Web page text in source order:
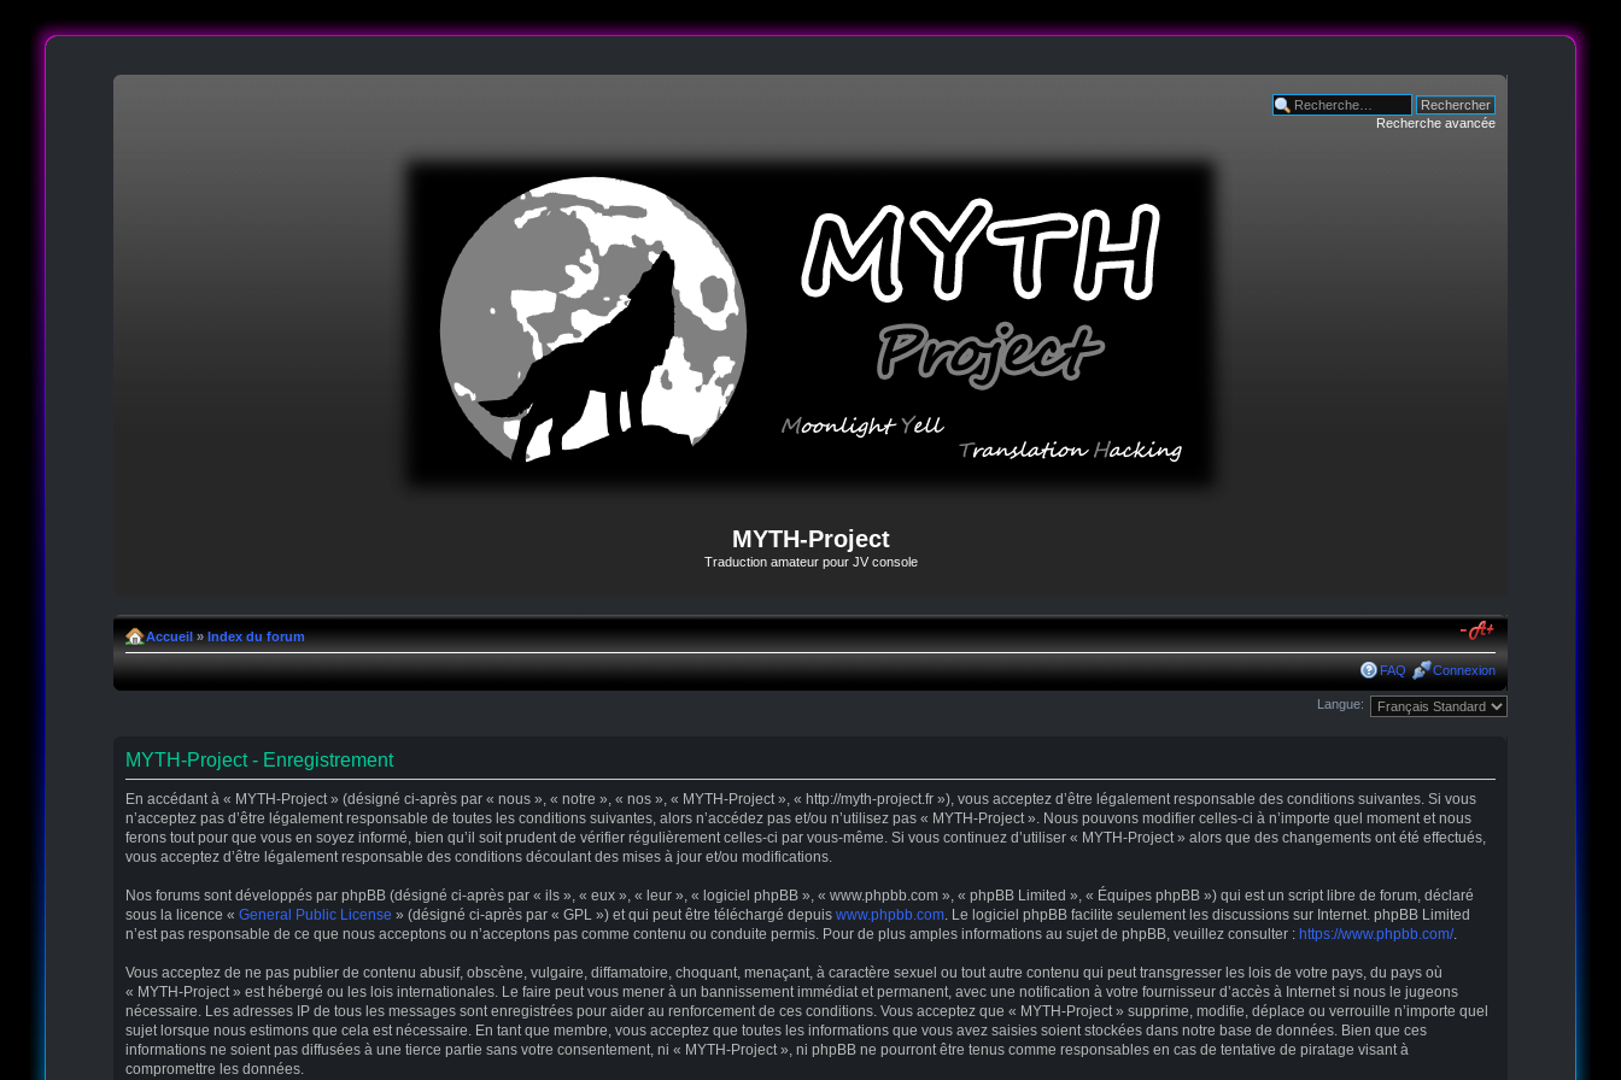
Recherche avancée
MYTH-Project
Traduction amateur pour JV console
Accueil» Index du forum
FAQ Connexion
Langue:
MYTH-Project - Enregistrement
En accédant à « MYTH-Project » (désigné ci-après par « nous », « notre », « nos », « MYTH-Project », « http://myth-project.fr »), vous acceptez d’être légalement responsable des conditions suivantes. Si vous
n’acceptez pas d’être légalement responsable de toutes les conditions suivantes, alors n’accédez pas et/ou n’utilisez pas « MYTH-Project ». Nous pouvons modifier celles-ci à n’importe quel moment et nous
ferons tout pour que vous en soyez informé, bien qu’il soit prudent de vérifier régulièrement celles-ci par vous-même. Si vous continuez d’utiliser « MYTH-Project » alors que des changements ont été effectués,
vous acceptez d’être légalement responsable des conditions découlant des mises à jour et/ou modifications.
Nos forums sont développés par phpBB (désigné ci-après par « ils », « eux », « leur », « logiciel phpBB », « www.phpbb.com », « phpBB Limited », « Équipes phpBB ») qui est un script libre de forum, déclaré
sous la licence « General Public License » (désigné ci-après par « GPL ») et qui peut être téléchargé depuis www.phpbb.com. Le logiciel phpBB facilite seulement les discussions sur Internet. phpBB Limited
n’est pas responsable de ce que nous acceptons ou n’acceptons pas comme contenu ou conduite permis. Pour de plus amples informations au sujet de phpBB, veuillez consulter : https://www.phpbb.com/.
Vous acceptez de ne pas publier de contenu abusif, obscène, vulgaire, diffamatoire, choquant, menaçant, à caractère sexuel ou tout autre contenu qui peut transgresser les lois de votre pays, du pays où
« MYTH-Project » est hébergé ou les lois internationales. Le faire peut vous mener à un bannissement immédiat et permanent, avec une notification à votre fournisseur d’accès à Internet si nous le jugeons
nécessaire. Les adresses IP de tous les messages sont enregistrées pour aider au renforcement de ces conditions. Vous acceptez que « MYTH-Project » supprime, modifie, déplace ou verrouille n’importe quel
sujet lorsque nous estimons que cela est nécessaire. En tant que membre, vous acceptez que toutes les informations que vous avez saisies soient stockées dans notre base de données. Bien que ces
informations ne soient pas diffusées à une tierce partie sans votre consentement, ni « MYTH-Project », ni phpBB ne pourront être tenus comme responsables en cas de tentative de piratage visant à
compromettre les données.